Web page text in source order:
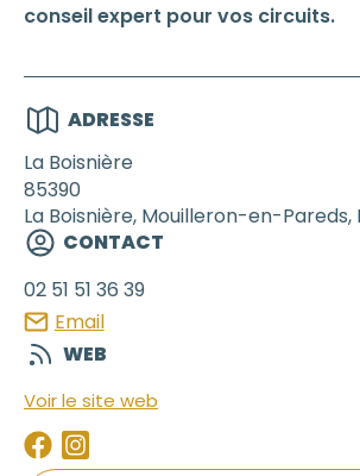
conseil expert pour vos circuits.
ADRESSE
La Boisnière
85390
La Boisnière, Mouilleron-en-Pareds,
CONTACT
02 51 51 36 39
Email
WEB
Voir le site web